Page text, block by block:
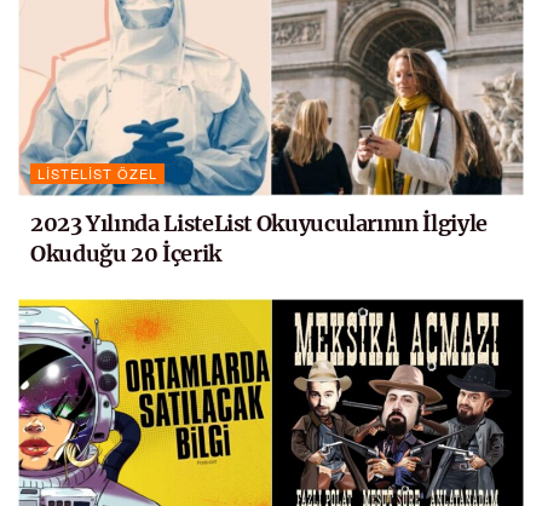
LISTELIST ÖZEL
2023 Yılında ListeList Okuyucularının İlgiyle
Okuduğu 20 İçerik